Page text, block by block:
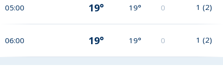
05:00 19° 19° 0 1 (2)
06:00 19° 19° 0 1 (2)